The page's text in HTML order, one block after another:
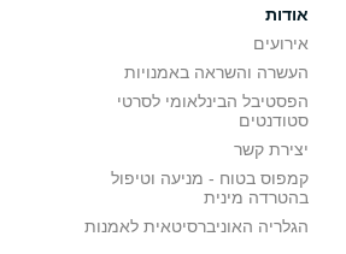
אודות
אירועים
העשרה והשראה באמנויות
הפסטיבל הבינלאומי לסרטי
סטודנטים
יצירת קשר
קמפוס בטוח - מניעה וטיפול
בהטרדה מינית
הגלריה האוניברסיטאית לאמנות